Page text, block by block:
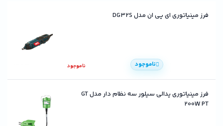
فرز مینیاتوری ای پی ان مدل DG32S
ناموجود ناموجود
فرز مینیاتوری پدالی سیلور سه نظام دار مدل GT
200W PT